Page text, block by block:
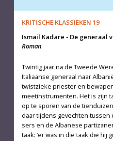
KRITISCHE KLASSIEKEN 19
Ismail Kadare - De generaal
Roman
Twintig jaar na de Tweede
Italiaanse generaal naar
twistzieke priester en
meetinstrumenten. Het is zijn
op te sporen van de
daar tijdens gevechten
sers en de Albanese
taak: ‘er was in die taak die hij